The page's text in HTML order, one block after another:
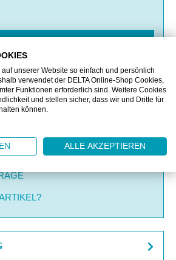
MERKEN
VERGLEICHEN
unserer Website so einfach und persönlich
verwendet der DELTA Online-Shop Cookies,
Funktionen erforderlich sind. Weitere Cookies
und stellen sicher, dass wir und Dritte für
können.
ALLE AKZEPTIEREN